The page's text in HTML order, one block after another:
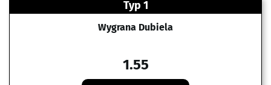
Typ 1
Wygrana Dubiela
1.55